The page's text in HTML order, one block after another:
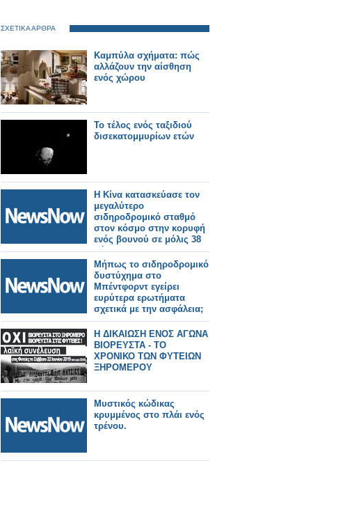
ΣΧΕΤΙΚΑ ΑΡΘΡΑ
Καμπύλα σχήματα: πώς
αλλάζουν την αίσθηση
ενός χώρου
Το τέλος ενός ταξιδιού
δισεκατομμυρίων ετών
Η Κίνα κατασκεύασε τον
μεγαλύτερο
σιδηροδρομικό σταθμό
στον κόσμο στην κορυφή
ενός βουνού σε μόλις 38
μήνες!
Μήπως το σιδηροδρομικό
δυστύχημα στο
Μπέντφορντ εγείρει
ευρύτερα ερωτήματα
σχετικά με την ασφάλεια;
Η ΔΙΚΑΙΩΣΗ ΕΝΟΣ ΑΓΩΝΑ
ΒΙΟΡΕΥΣΤΑ - ΤΟ
ΧΡΟΝΙΚΟ ΤΩΝ ΦΥΤΕΙΩΝ
ΞΗΡΟΜΕΡΟΥ
Μυστικός κώδικας
κρυμμένος στο πλάι ενός
τρένου.